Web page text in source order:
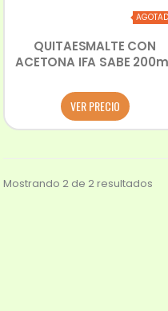
QUITAESMALTE CON
ACETONA IFA SABE
VER PRECIO
Mostrando 2 de 2 resultados